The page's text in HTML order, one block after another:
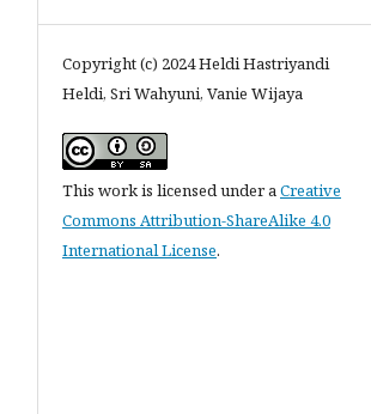
Copyright (c) 2024 Heldi Hastriyandi
Heldi, Sri Wahyuni, Vanie Wijaya
This work is licensed under aCreative
Commons Attribution-ShareAlike 4.0
International License.